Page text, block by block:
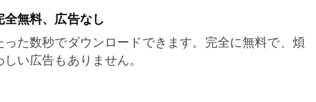
全無料、広告なし
った数秒でダウンロードできます。完全に無料で、煩
しい広告もありません。